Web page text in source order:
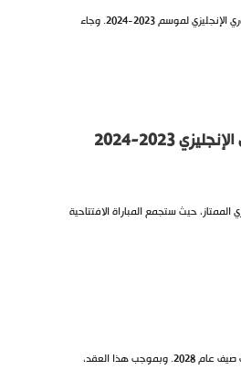
إفتتح هالاند التسجيل لمانشستر سيتي أمام بيرنلي في أولى مباريات الدوري الإنجليزي لموسم 2023-2024. وجاء
موعد مباراة بيرنلي ومانشستر سيتي في الدوري الإنجليزي 2023-2024
2023-2024 من الدوري الإنجليزي الممتاز، حيث ستجمع المباراة الافتتاحية
أعلن نادي مانشستر يونايتد عن تمديد عقد نجمه ماركوس راشفورد حتى صيف عام 2028. وبموجب هذا العقد،